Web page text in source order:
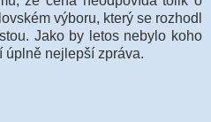
výboru, který se rozhodl
Jako by letos nebylo koho
úplně nejlepší zpráva.